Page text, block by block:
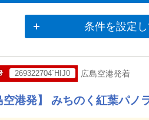
条件を設定
269322704`HIJ0 広島空港発着
空港発】 みちのく紅葉パノ